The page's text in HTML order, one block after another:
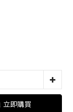
立即購買